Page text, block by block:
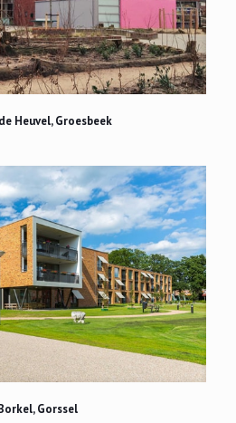
Op de Heuvel, Groesbeek
Heuvel, Groesbeek
De Borkel, Gorssel
Gorssel